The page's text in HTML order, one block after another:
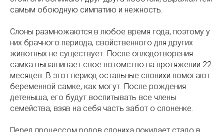
самым обоюдную симпатию и нежность.
Слоны размножаются в любое время года, поэтому у
них брачного периода, свойственного для других
животных не существует. После оплодотворения
самка вынашивает свое потомство на протяжении 22
месяцев. В этот период остальные слонихи помогают
беременной самке, как могут. После рождения
детеныша, его будут воспитывать все члены
семейства, взяв на себя часть забот о слоненке.